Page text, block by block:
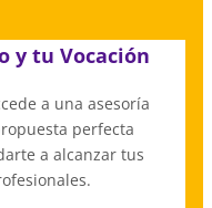
y tu Vocación
a una asesoría
perfecta
a alcanzar tus